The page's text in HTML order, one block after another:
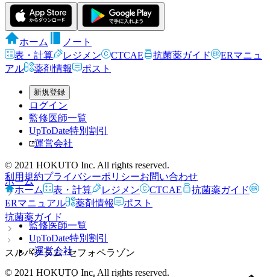
ホーム
ノート
表・計算
レジメン CTCAE 抗菌薬ガイド
ERマニュ
アル
薬剤情報 ポスト
新規登録
ログイン
監修医師一覧
UpToDate特別割引
運営会社
© 2021 HOKUTO Inc. All rights reserved.
利用規約プライバシーポリシーお問い合わせ
ホーム
表・計算 レジメン CTCAE
抗菌薬ガイド
ERマニュアル
薬剤情報 ポスト
監修医師一覧
UpToDate特別割引
運営会社
© 2021 HOKUTO Inc. All rights reserved.
ホーム
抗菌薬ガイド
スルバクタム･セフォペラゾン